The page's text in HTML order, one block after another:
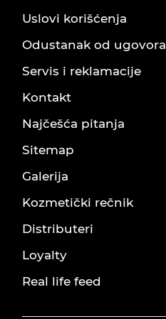
Uslovi korišćenja
Odustanak od ugovora
Servis i reklamacije
Kontakt
Najčešća pitanja
Sitemap
Galerija
Kozmetički rečnik
Distributeri
Loyalty
Real life feed